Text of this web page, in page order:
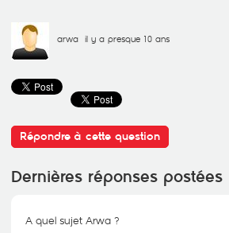
arwa il y a presque 10 ans
Répondre à cette question
Dernières réponses postées
A quel sujet Arwa ?